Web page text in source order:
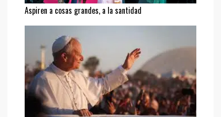
Aspiren a cosas grandes, a la santidad